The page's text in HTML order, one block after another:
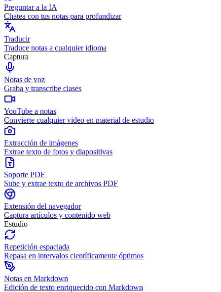
Preguntar a la IA
Chatea con tus notas para profundizar
Traducir
Traduce notas a cualquier idioma
Captura
Notas de voz
Graba y transcribe clases
YouTube a notas
Convierte cualquier video en material de estudio
Extracción de imágenes
Extrae texto de fotos y diapositivas
Soporte PDF
Sube y extrae texto de archivos PDF
Extensión del navegador
Captura artículos y contenido web
Estudio
Repetición espaciada
Repasa en intervalos científicamente óptimos
Notas en Markdown
Edición de texto enriquecido con Markdown